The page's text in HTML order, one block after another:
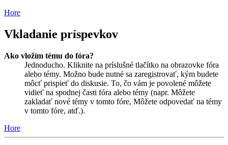
Hore
Vkladanie príspevkov
Ako vložím tému do fóra?
Jednoducho. Kliknite na príslušné tlačítko na obrazovke fóra
alebo témy. Možno bude nutné sa zaregistrovať, kým budete
môcť prispieť do diskusie. To, čo vám je povolené môžete
vidieť na spodnej časti fóra alebo témy (napr. Môžete
zakladať nové témy v tomto fóre, Môžete odpovedať na témy
v tomto fóre, atď.).
Hore